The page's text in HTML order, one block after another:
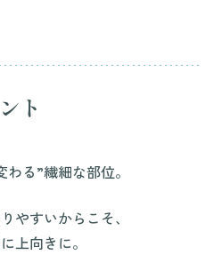
ト
わる”繊細な部位。
やすいからこそ、
上向きに。